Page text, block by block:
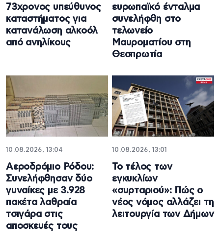
73χρονος υπεύθυνος
καταστήματος για
κατανάλωση αλκοόλ
από ανηλίκους
ευρωπαϊκό ένταλμα
συνελήφθη στο
τελωνείο
Μαυροματίου στη
Θεσπρωτία
10.08.2026, 13:04
Αεροδρόμιο Ρόδου:
Συνελήφθησαν δύο
γυναίκες με 3.928
πακέτα λαθραία
τσιγάρα στις
αποσκευές τους
10.08.2026, 13:01
Το τέλος των
εγκυκλίων
«συρταριού»: Πώς ο
νέος νόμος αλλάζει τη
λειτουργία των Δήμων